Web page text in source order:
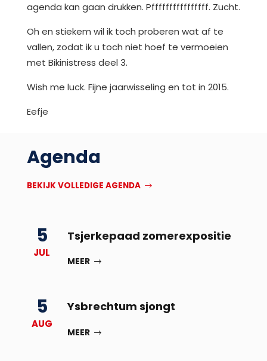
agenda kan gaan drukken. Pffffffffffffffff. Zucht.
Oh en stiekem wil ik toch proberen wat af te
vallen, zodat ik u toch niet hoef te vermoeien
met Bikinistress deel 3.
Wish me luck. Fijne jaarwisseling en tot in 2015.
Eefje
Agenda
BEKIJK VOLLEDIGE AGENDA
5
JUL
Tsjerkepaad zomerexpositie
MEER
5
AUG
Ysbrechtum sjongt
MEER